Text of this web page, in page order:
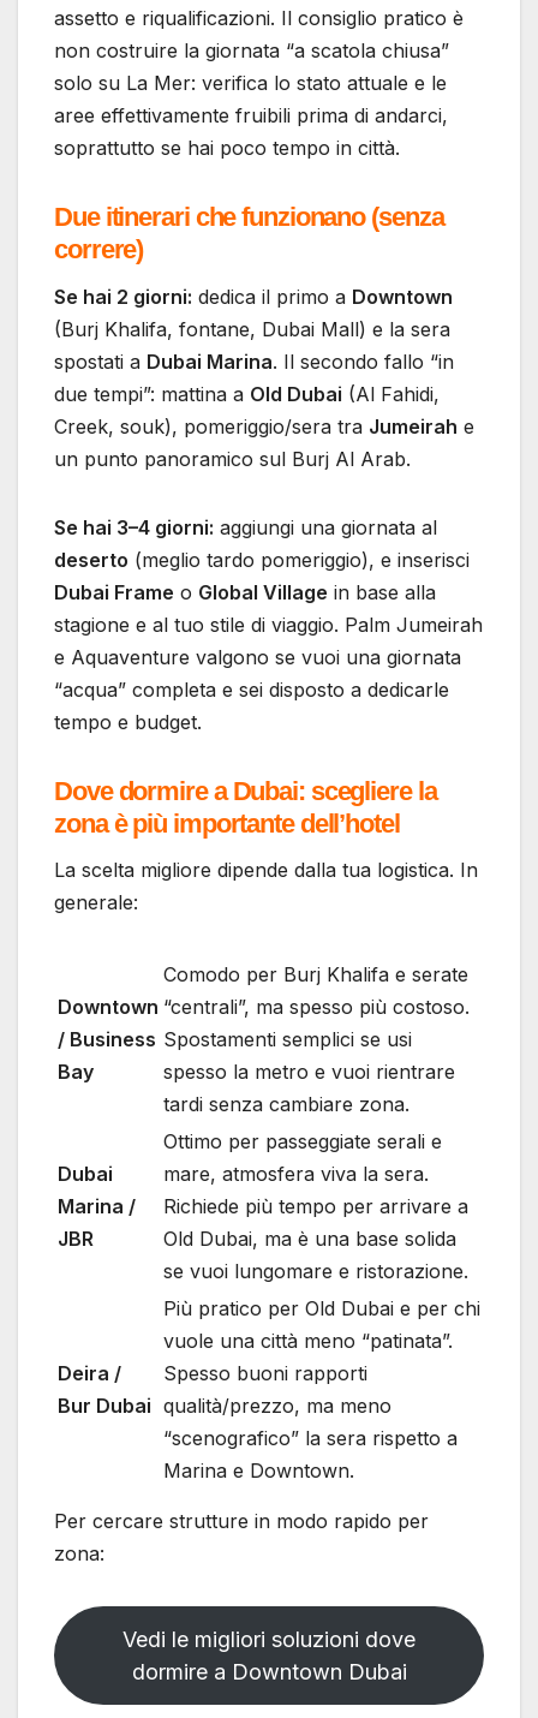
assetto e riqualificazioni. Il consiglio pratico è
non costruire la giornata “a scatola chiusa”
solo su La Mer: verifica lo stato attuale e le
aree effettivamente fruibili prima di andarci,
soprattutto se hai poco tempo in città.
Due itinerari che funzionano (senza
correre)
Se hai 2 giorni: dedica il primo a Downtown
(Burj Khalifa, fontane, Dubai Mall) e la sera
spostati a Dubai Marina. Il secondo fallo “in
due tempi”: mattina a Old Dubai (Al Fahidi,
Creek, souk), pomeriggio/sera tra Jumeirah e
un punto panoramico sul Burj Al Arab.
Se hai 3–4 giorni: aggiungi una giornata al
deserto (meglio tardo pomeriggio), e inserisci
Dubai Frame o Global Village in base alla
stagione e al tuo stile di viaggio. Palm Jumeirah
e Aquaventure valgono se vuoi una giornata
“acqua” completa e sei disposto a dedicarle
tempo e budget.
Dove dormire a Dubai: scegliere la
zona è più importante dell’hotel
La scelta migliore dipende dalla tua logistica. In
generale:
Downtown
/ Business
Bay
Comodo per Burj Khalifa e serate
“centrali”, ma spesso più costoso.
Spostamenti semplici se usi
spesso la metro e vuoi rientrare
tardi senza cambiare zona.
Dubai
Marina /
JBR
Ottimo per passeggiate serali e
mare, atmosfera viva la sera.
Richiede più tempo per arrivare a
Old Dubai, ma è una base solida
se vuoi lungomare e ristorazione.
Deira /
Bur Dubai
Più pratico per Old Dubai e per chi
vuole una città meno “patinata”.
Spesso buoni rapporti
qualità/prezzo, ma meno
“scenografico” la sera rispetto a
Marina e Downtown.
Per cercare strutture in modo rapido per
zona:
Vedi le migliori soluzioni dove
dormire a Downtown Dubai